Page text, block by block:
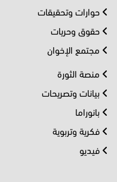
حوارات وتحقيقات
حقوق وحريات
مجتمع الإخوان
منصة الثورة
بيانات وتصريحات
بانوراما
فكرية وتربوية
فيديو